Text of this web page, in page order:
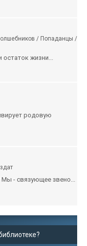
/ Попаданцы /
жизни...
родовую
- связующее звено...